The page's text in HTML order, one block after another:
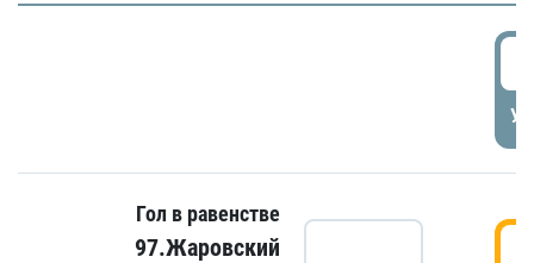
Гол в равенстве
97.Жаровский